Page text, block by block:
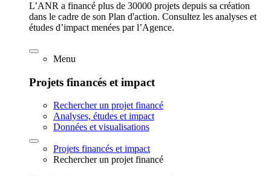
L’ANR a financé plus de 30000 projets depuis sa création
dans le cadre de son Plan d'action. Consultez les analyses et
études d’impact menées par l’Agence.
Menu
Projets financés et impact
Rechercher un projet financé
Analyses, études et impact
Données et visualisations
Projets financés et impact
Rechercher un projet financé